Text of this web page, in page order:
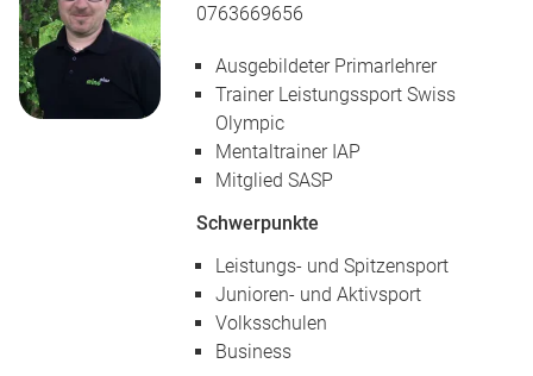
0763669656
Ausgebildeter Primarlehrer
Trainer Leistungssport Swiss
Olympic
Mentaltrainer IAP
Mitglied SASP
Schwerpunkte
Leistungs- und Spitzensport
Junioren- und Aktivsport
Volksschulen
Business